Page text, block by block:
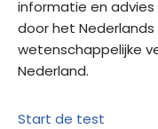
informatie en
door het
wetenschappelijke
Nederland.
Start de test